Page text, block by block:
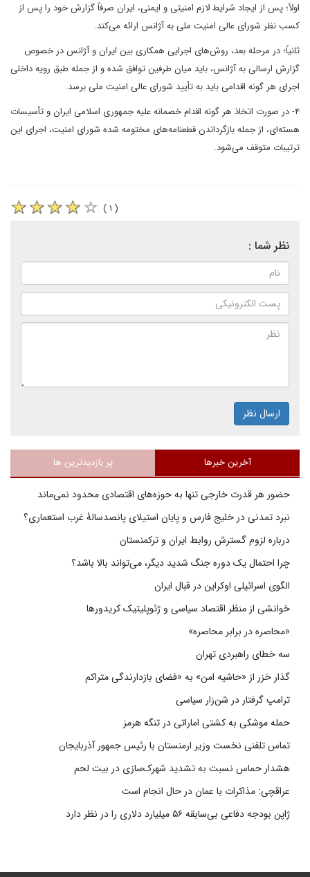
اولاً؛ پس از ایجاد شرایط لازم امنیتی و ایمنی، ایران صرفاً گزارش خود را پس از
کسب نظر شورای عالی امنیت ملی به آژانس ارائه می‌کند.
ثانیاً؛ در مرحله بعد، روش‌های اجرایی همکاری بین ایران و آژانس در خصوص
گزارش ارسالی به آژانس، باید میان طرفین توافق شده و از جمله طبق رویه داخلی
اجرای هر گونه اقدامی باید به تأیید شورای عالی امنیت ملی برسد.
۴- در صورت اتخاذ هر گونه اقدام خصمانه علیه جمهوری اسلامی ایران و تأسیسات
هسته‌ای، از جمله بازگرداندن قطعنامه‌های مختومه شده شورای امنیت، اجرای این
ترتیبات متوقف می‌شود.
( ۱ )
نظر شما :
ارسال نظر
آخرین خبرها پر بازدیدترین ها
حضور هر قدرت خارجی تنها به حوزه‌های اقتصادی محدود نمی‌ماند
نبرد تمدنی در خلیج فارس و پایان استیلای پانصدسالۀ غرب استعماری؟
درباره لزوم گسترش روابط ایران و ترکمنستان
چرا احتمال یک دوره جنگ شدید دیگر، می‌تواند بالا باشد؟
الگوی اسرائیلی اوکراین در قبال ایران
خوانشی از منظر اقتصاد سیاسی و ژئوپلیتیک کریدورها
«محاصره در برابر محاصره»
سه خطای راهبردی تهران
گذار خزر از «حاشیه امن» به «فضای بازدارندگی متراکم
ترامپ گرفتار در شن‌زار سیاسی
حمله موشکی به کشتی اماراتی در تنگه هرمز
تماس تلفنی نخست وزیر ارمنستان با رئیس جمهور آذربایجان
هشدار حماس نسبت به تشدید شهرک‌سازی در بیت‌ لحم
عراقچی: مذاکرات با عمان در حال انجام است
ژاپن بودجه دفاعی بی‌سابقه ۵۶ میلیارد دلاری را در نظر دارد